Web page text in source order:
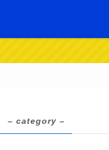
– category –